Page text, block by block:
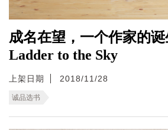
成名在望，一个作家的
Ladder to the Sky
上架日期 2018/11/28
诚品选书